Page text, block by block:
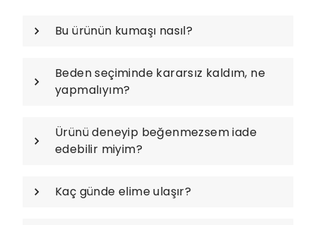
Bu ürünün kumaşı nasıl?
Beden seçiminde kararsız kaldım, ne
yapmalıyım?
Ürünü deneyip beğenmezsem iade
edebilir miyim?
Kaç günde elime ulaşır?